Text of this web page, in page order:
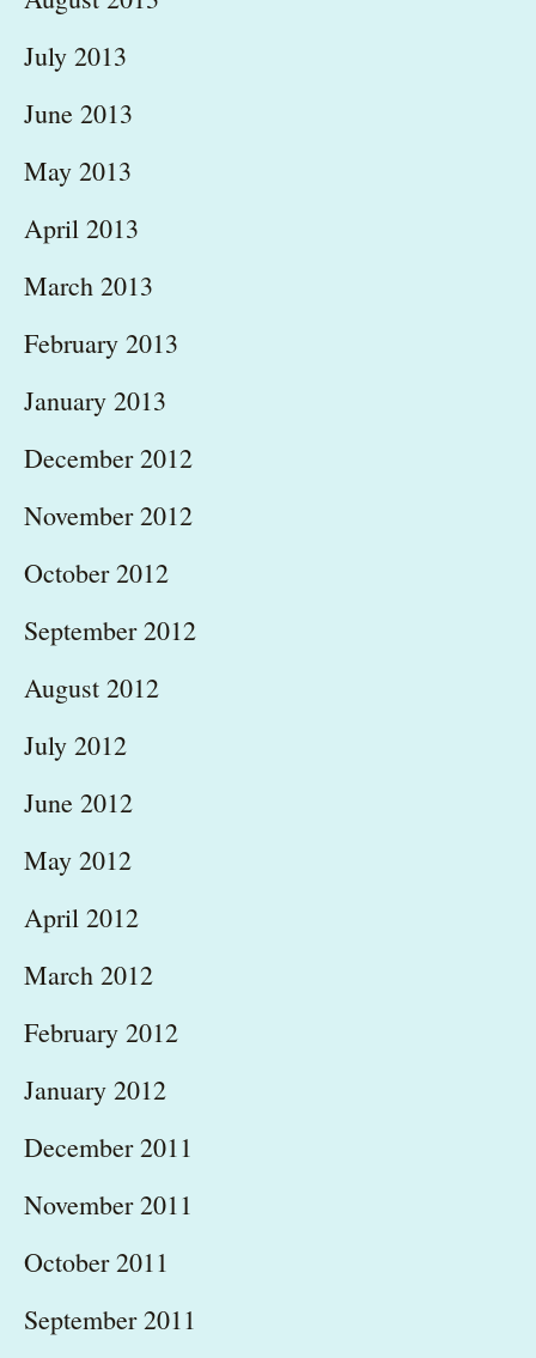
July 2013
June 2013
May 2013
April 2013
March 2013
February 2013
January 2013
December 2012
November 2012
October 2012
September 2012
August 2012
July 2012
June 2012
May 2012
April 2012
March 2012
February 2012
January 2012
December 2011
November 2011
October 2011
September 2011